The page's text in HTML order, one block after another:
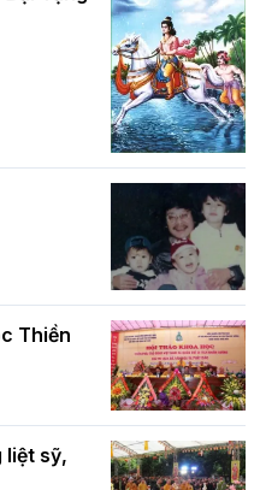
tín Phần 7: Luật nhân
Thiền
liệt sỹ,